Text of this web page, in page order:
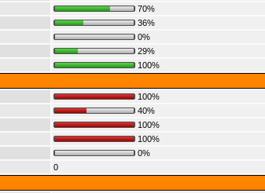
70%
36%
0%
29%
100%
100%
40%
100%
100%
0%
0